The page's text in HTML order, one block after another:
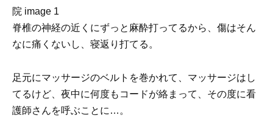
脊椎の神経の近くにずっと麻酔打ってるから、傷はそん
なに痛くないし、寝返り打てる。
足元にマッサージのベルトを巻かれて、マッサージはし
てるけど、夜中に何度もコードが絡まって、その度に看
護師さんを呼ぶことに…。